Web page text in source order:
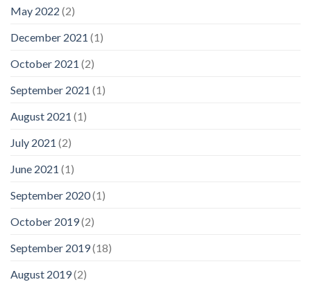
May 2022 (2)
December 2021 (1)
October 2021 (2)
September 2021 (1)
August 2021 (1)
July 2021 (2)
June 2021 (1)
September 2020(1)
October 2019(2)
September 2019(18)
August 2019(2)